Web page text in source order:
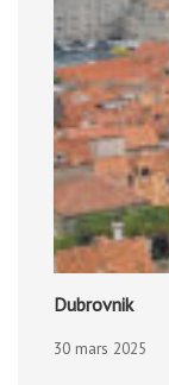
Dubrovnik
30 mars 2025